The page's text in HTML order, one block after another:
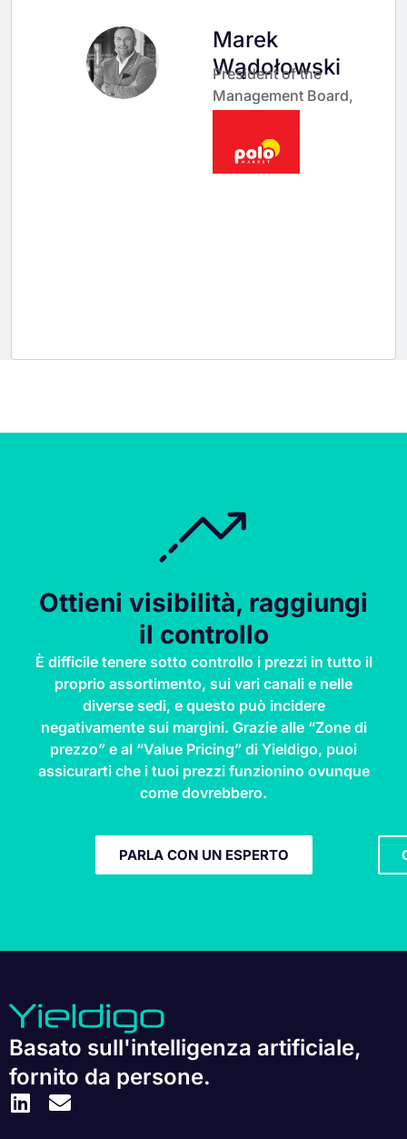
Marek
Wądołowski
President of the
Management Board,
Ottieni visibilità, raggiungi
il controllo
È difficile tenere sotto controllo i prezzi in tutto il
proprio assortimento, sui vari canali e nelle
diverse sedi, e questo può incidere
negativamente sui margini. Grazie alle “Zone di
prezzo” e al “Value Pricing” di Yieldigo, puoi
assicurarti che i tuoi prezzi funzionino ovunque
come dovrebbero.
PARLA CON UN ESPERTO
Basato sull'intelligenza artificiale,
fornito da persone.